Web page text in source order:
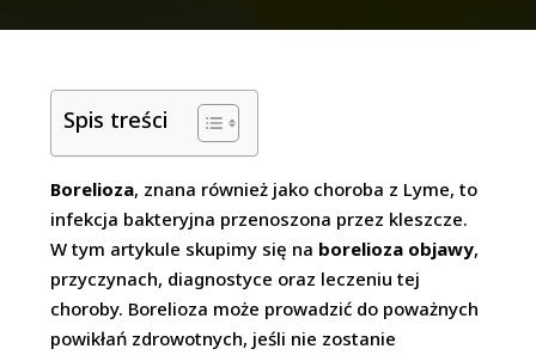
Spis treści
Borelioza, znana również jako choroba z Lyme, to
infekcja bakteryjna przenoszona przez kleszcze.
W tym artykule skupimy się na borelioza objawy,
przyczynach, diagnostyce oraz leczeniu tej
choroby. Borelioza może prowadzić do poważnych
powikłań zdrowotnych, jeśli nie zostanie